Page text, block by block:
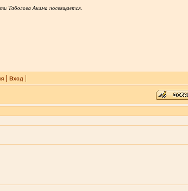
Таболова Акима посвящается.
| Вход |